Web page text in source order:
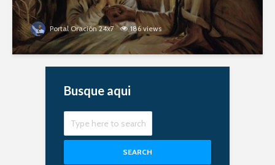
Portal Oración 24x7 186 views
Busque aqui
SEARCH